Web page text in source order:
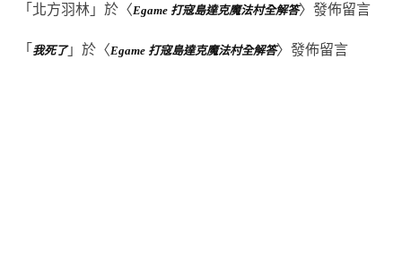
「 北方羽林 」於〈Egame 打寇島達克魔法村全解答〉發佈留言
「 我死了」於〈Egame 打寇島達克魔法村全解答〉發佈留言